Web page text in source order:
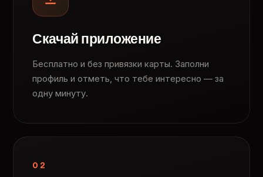
Скачай приложение
Бесплатно и без привязки карты. Заполни
профиль и отметь, что тебе интересно — за
одну минуту.
02